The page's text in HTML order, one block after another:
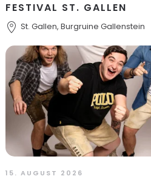
FESTIVAL ST. GALLEN
St. Gallen, Burgruine Gallenstein
15. AUGUST 2026